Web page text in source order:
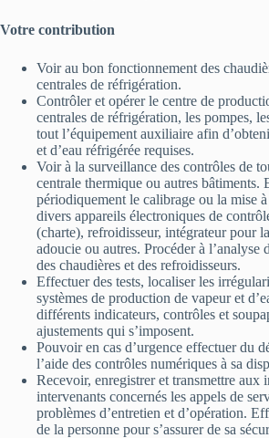
Votre contribution
Voir au bon fonctionnement des
centrales de réfrigération.
Contrôler et opérer le centre de
centrales de réfrigération, les pompes,
tout l’équipement auxiliaire afin
et d’eau réfrigérée requises.
Voir à la surveillance des contrôles de
centrale thermique ou autres bâtiments.
périodiquement le calibrage ou la mise
divers appareils électroniques de
(charte), refroidisseur, intégrateur pour
adoucie ou autres. Procéder à l’analyse
des chaudières et des refroidisseurs.
Effectuer des tests, localiser les
systèmes de production de vapeur et
différents indicateurs, contrôles et
ajustements qui s’imposent.
Pouvoir en cas d’urgence effectuer du
l’aide des contrôles numériques à sa
Recevoir, enregistrer et transmettre aux
intervenants concernés les appels de
problèmes d’entretien et d’opération.
de la personne pour s’assurer de sa